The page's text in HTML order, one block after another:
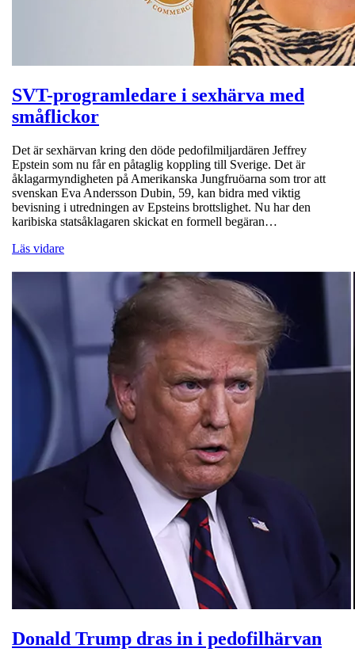
SVT-programledare i sexhärva med
småflickor
Det är sexhärvan kring den döde pedofilmiljardären Jeffrey
Epstein som nu får en påtaglig koppling till Sverige. Det är
åklagarmyndigheten på Amerikanska Jungfruöarna som tror att
svenskan Eva Andersson Dubin, 59, kan bidra med viktig
bevisning i utredningen av Epsteins brottslighet. Nu har den
karibiska statsåklagaren skickat en formell begäran…
Läs vidare
Donald Trump dras in i pedofilhärvan